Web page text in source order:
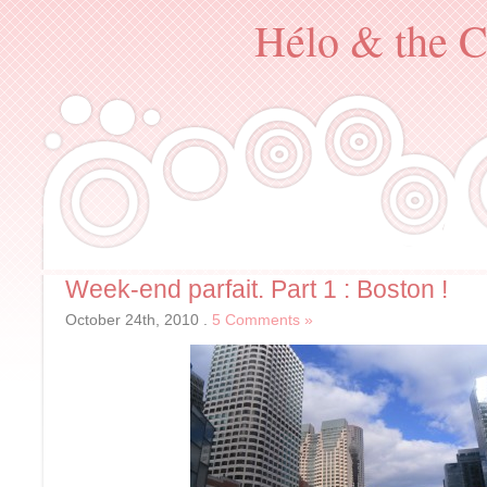
Hélo & the
Week-end parfait. Part 1 : Boston !
October 24th, 2010 5 Comments »